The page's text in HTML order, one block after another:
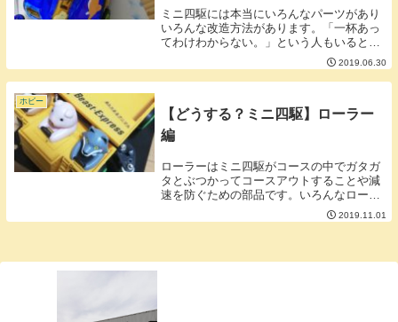
ミニ四駆には本当にいろんなパーツがあり
いろんな改造方法があります。「一杯あっ
てわけわからない。」という人もいると思
います。ミニ四駆を速くするポイントを絞
ると大きく２つに絞られます。①電池②モ
ーター極論ですが新しい電池といいモータ
2019.06.30
ホビー
【どうする？ミニ四駆】ローラー
編
ローラーはミニ四駆がコースの中でガタガ
タとぶつかってコースアウトすることや減
速を防ぐための部品です。いろんなローラ
ーがありますが大きく分けると①中心の構
造②本体の素材③外周の素材以上がポイン
2019.11.01